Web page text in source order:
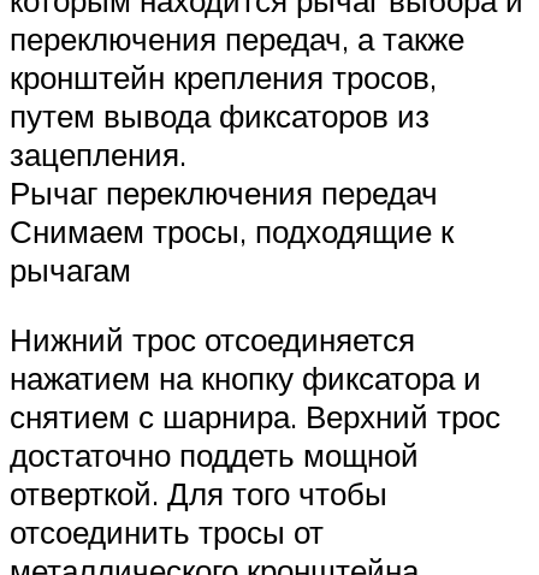
переключения передач, а также
кронштейн крепления тросов,
путем вывода фиксаторов из
зацепления.
Рычаг переключения передач
Снимаем тросы, подходящие к
рычагам
Нижний трос отсоединяется
нажатием на кнопку фиксатора и
снятием с шарнира. Верхний трос
достаточно поддеть мощной
отверткой. Для того чтобы
отсоединить тросы от